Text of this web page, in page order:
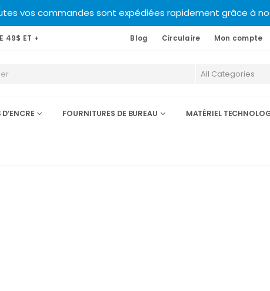
vos commandes sont expédiées rapidement grâce à
49$ ET + Blog Circulaire Mon compte
FOURNITURES DE BUREAU MATÉRIEL